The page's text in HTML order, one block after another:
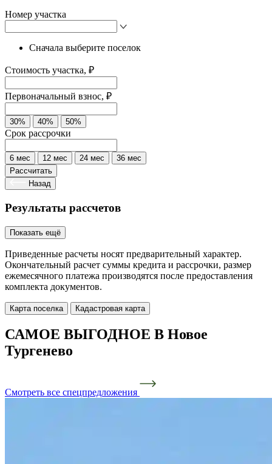
Номер участка
Сначала выберите поселок
Стоимость участка, ₽
Первоначальный взнос, ₽
30% 40% 50%
Срок рассрочки
6 мес 12 мес 24 мес
36 мес
Рассчитать
Назад
Результаты рассчетов
Показать ещё
Приведенные расчеты носят предварительный характер.
Окончательный расчет суммы кредита и рассрочки, размер
ежемесячного платежа производятся после предоставления
комплекта документов.
Карта поселка Кадастровая карта
САМОЕ ВЫГОДНОЕ В Новое
Тургенево
Смотреть все спецпредложения